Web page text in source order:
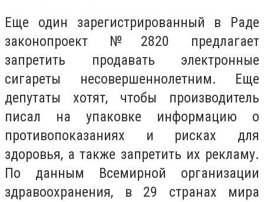
Еще один зарегистрированный в Раде
законопроект №2820 предлагает
запретить продавать электронные
сигареты несовершеннолетним. Еще
депутаты хотят, чтобы производитель
писал на упаковке информацию о
противопоказаниях и рисках для
здоровья, а также запретить их рекламу.
По данным Всемирной организации
здравоохранения, в 29 странах мира